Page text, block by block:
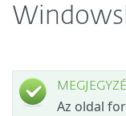
Az oldal